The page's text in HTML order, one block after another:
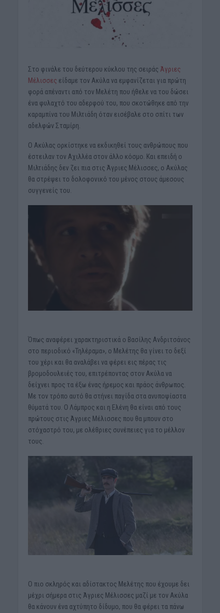
Στο φινάλε του δεύτερου κύκλου της σειράς Άγριες
Μέλισσες είδαμε τον Ακύλα να εμφανίζεται για πρώτη
φορά απέναντι από τον Μελέτη που ήθελε να του δώσει
ένα φυλαχτό του αδερφού του, που σκοτώθηκε από την
καραμπίνα του Μιλτιάδη όταν εισέβαλε στο σπίτι των
αδελφών Σταμίρη.
Ο Ακύλας ορκίστηκε να εκδικηθεί τους ανθρώπους που
έστειλαν τον Αχιλλέα στον άλλο κόσμο. Και επειδή ο
Μιλτιάδης δεν ζει πια στις Άγριες Μέλισσες, ο Ακύλας
θα στρέψει το δολοφονικό του μένος στους άμεσους
συγγενείς του.
Όπως αναφέρει χαρακτηριστικά ο Βασίλης Ανδριτσάνος
στο περιοδικό «Τηλέραμα», ο Μελέτης θα γίνει το δεξί
του χέρι και θα αναλάβει να φέρει εις πέρας τις
βρομοδουλειές του, επιτρέποντας στον Ακύλα να
δείχνει προς τα έξω ένας ήρεμος και πράος άνθρωπος.
Με τον τρόπο αυτό θα στήνει παγίδα στα ανυποψίαστα
θύματά του. Ο Λάμπρος και η Ελένη θα είναι από τους
πρώτους στις Άγριες Μέλισσες που θα μπουν στο
στόχαστρό του, με ολέθριες συνέπειες για το μέλλον
τους.
Ο πιο σκληρός και αδίστακτος Μελέτης που έχουμε δει
μέχρι σήμερα στις Άγριες Μέλισσες μαζί με τον Ακύλα
θα κάνουν ένα αχτύπητο δίδυμο, που θα φέρει τα πάνω